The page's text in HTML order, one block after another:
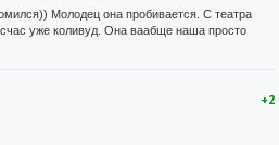
Молодец она пробивается. С театра
уже коливуд. Она ваабще наша просто
+2